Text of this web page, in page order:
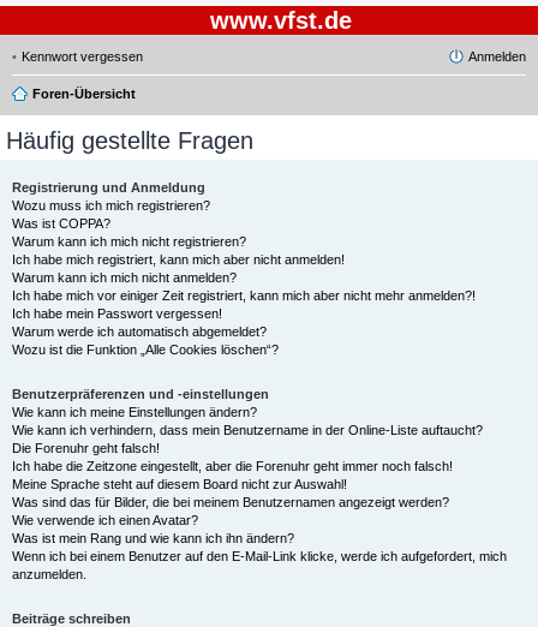
www.vfst.de
Kennwort vergessen Anmelden
Foren-Übersicht
Häufig gestellte Fragen
Registrierung und Anmeldung
Wozu muss ich mich registrieren?
Was ist COPPA?
Warum kann ich mich nicht registrieren?
Ich habe mich registriert, kann mich aber nicht anmelden!
Warum kann ich mich nicht anmelden?
Ich habe mich vor einiger Zeit registriert, kann mich aber nicht mehr anmelden?!
Ich habe mein Passwort vergessen!
Warum werde ich automatisch abgemeldet?
Wozu ist die Funktion „Alle Cookies löschen“?
Benutzerpräferenzen und -einstellungen
Wie kann ich meine Einstellungen ändern?
Wie kann ich verhindern, dass mein Benutzername in der Online-Liste auftaucht?
Die Forenuhr geht falsch!
Ich habe die Zeitzone eingestellt, aber die Forenuhr geht immer noch falsch!
Meine Sprache steht auf diesem Board nicht zur Auswahl!
Was sind das für Bilder, die bei meinem Benutzernamen angezeigt werden?
Wie verwende ich einen Avatar?
Was ist mein Rang und wie kann ich ihn ändern?
Wenn ich bei einem Benutzer auf den E-Mail-Link klicke, werde ich aufgefordert, mich
anzumelden.
Beiträge schreiben